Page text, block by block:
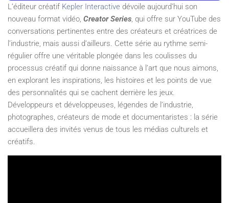
L’éditeur créatif Kepler Interactive dévoile aujourd’hui son
nouveau format vidéo, Creator Series, qui offre sur YouTube des
conversations pertinentes entre des créateurs et créatrices de
l’industrie, mais aussi d’ailleurs. Cette série au rythme semi-
régulier offre une véritable plongée dans les coulisses du
processus créatif qui donne naissance à l’art que nous aimons,
en explorant les inspirations, les histoires et les points de vue
des personnalités qui se cachent derrière les jeux.
Développeurs et développeuses, légendes de l’industrie,
photographes, créateurs de mode et documentaristes : la série
accueillera des invités venus de tous les médias culturels et
créatifs.